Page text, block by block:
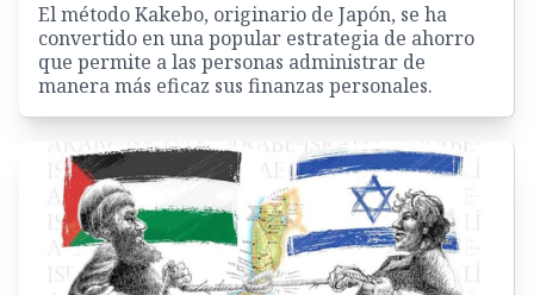
El método Kakebo, originario de Japón, se ha
convertido en una popular estrategia de ahorro
que permite a las personas administrar de
manera más eficaz sus finanzas personales.